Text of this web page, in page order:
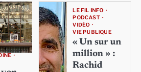
LE FIL INFO
PODCAST
VIDÉO
VIE PUBLIQUE
« Un sur un
million » :
Rachid